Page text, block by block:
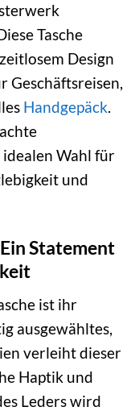
Tasche
Design
Geschäftsreisen,
Handgepäck.
Wahl für
und
Statement
ist ihr
ausgewähltes,
verleiht dieser
Haptik und
Leders wird